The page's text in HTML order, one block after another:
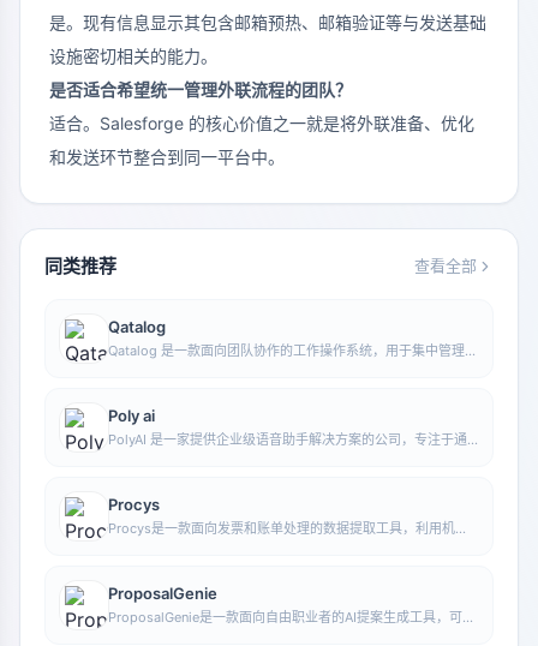
是。现有信息显示其包含邮箱预热、邮箱验证等与发送基础
设施密切相关的能力。
是否适合希望统一管理外联流程的团队？
适合。Salesforge 的核心价值之一就是将外联准备、优化
和发送环节整合到同一平台中。
同类推荐 查看全部
Qatalog
Qatalog 是一款面向团队协作的工作操作系统，用于集中管理人
Poly ai
PolyAI 是一家提供企业级语音助手解决方案的公司，专注于通
Procys
Procys是一款面向发票和账单处理的数据提取工具，利用机器
ProposalGenie
ProposalGenie是一款面向自由职业者的AI提案生成工具，可为